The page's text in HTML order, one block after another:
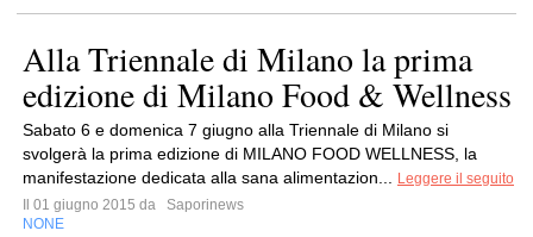
Alla Triennale di Milano la prima
edizione di Milano Food & Wellness
Sabato 6 e domenica 7 giugno alla Triennale di Milano si
svolgerà la prima edizione di MILANO FOOD WELLNESS, la
manifestazione dedicata alla sana alimentazion...
Leggere il seguito
Il 01 giugno 2015 da
Saporinews
NONE